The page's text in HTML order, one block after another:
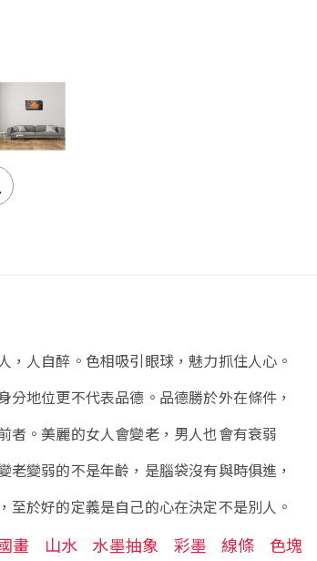
，人自醉。色相吸引眼球，魅力抓住人心。
分地位更不代表品德。品德勝於外在條件，
者。美麗的女人會變老，男人也會有衰弱
老變弱的不是年齡，是腦袋沒有與時俱進，
至於好的定義是自己的心在決定不是別人。
畫 山水 水墨抽象 彩墨 線條 色塊